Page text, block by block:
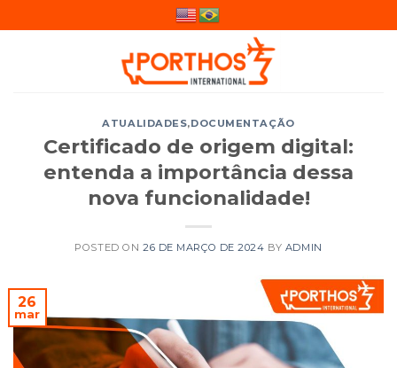
to
ATUALIDADES,DOCUMENTAÇÃO
Certificado de origem digital:
entenda a importância dessa
nova funcionalidade!
POSTED ON 26 DE MARÇO DE 2024 BY ADMIN
26
mar